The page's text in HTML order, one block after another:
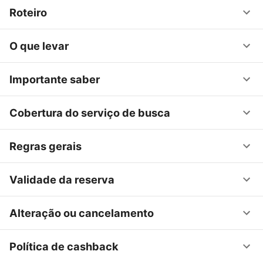
Roteiro
O que levar
Importante saber
Cobertura do serviço de busca
Regras gerais
Validade da reserva
Alteração ou cancelamento
Política de cashback